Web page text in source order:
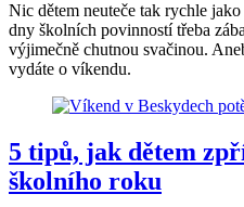
Nic dětem neuteče tak rychle
dny školních povinností třeba
výjimečně chutnou svačinou.
vydáte o víkendu.
5 tipů, jak dětem
školního roku